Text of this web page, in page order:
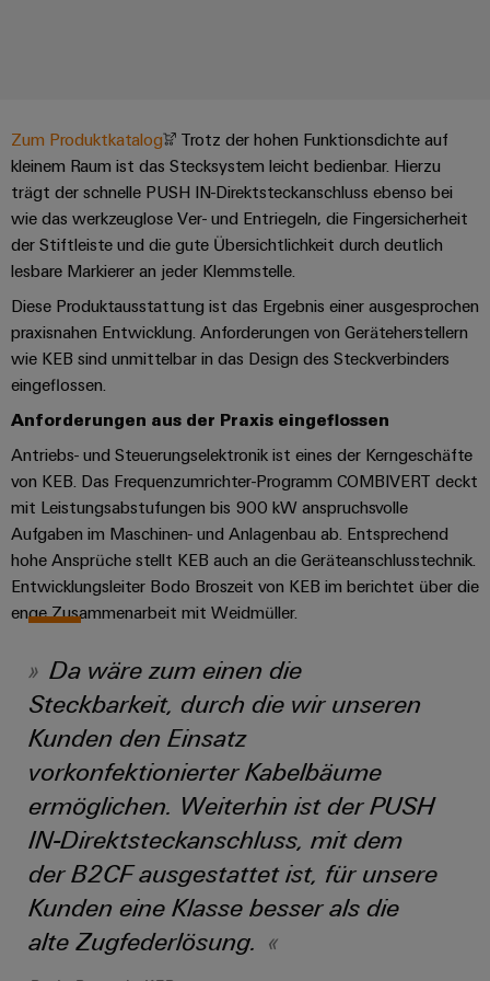
Produkte
für
Rechenzentren
–
effizient,
zuverlässig,
skalierbar
Energiespeicher
Lösungen
und
Produkte
Energiespeichersysteme
Energieübertragung
und
-
verteilung
Stabilität
und
moderne
Energienetze
Gebäudeinfrastruktur
Lösungen
für
die
spezifischen
Anforderungen
in
der
Gebäudeinfrastruktur
Schaltschrankbau
Lösungen
u-
OS
Edge
Computing
Industrial
5G
Single
Pair
Ethernet
Schaltschrank-
und
Feldebene
Feldverdrahtung
Cabinet
Building
Smart
Metering
Weidmüller
Configurator
Workplace
Solutions
komponenten
Kabeleinführungssysteme
und
-
komponenten
Anschlussleitungen,
Patchkabel
und
Kabel
SPS
Systemverkabelung
&
Migrationslösungen
Serviceschnittstellen
Elektronik
Koppelrelais
&
Halbleiterrelais
Trennverstärker
Messumformer
Beratung
und
digitale
Planung
Connectivity
Consulting
Weidmüller
Configurator
PCB
Connector
Services
Digitales
Engineering
Labor
Support
Technischer
Support
Umweltbezogene
Produktkonformität
PSIRT
Fakten
Nachhaltigkeit
Compliance
Länder
Management
Informationen
und
Zertifikate
Orange
Mag
|
Kundenmagazin
Weidmüller
Academy
Resources
Management
Presse
Unternehmensmeldungen
Fachpressemeldungen
zu
uns
Neuigkeiten
Erfolgsgeschichten
unserer
Kunden
Messen
&
Events
Wübi
Schütz
25
Jahre
Weidmüller
Schweiz
Auf
den
Punkt
Nützliche
Links
Webshop
Newsletter
PRObas
Aktionen
ZUR
ÜBERSICHT
Aktionen
PRO
ECO
II
Aktionen
Energy
Meter
Aktionen
Steuerstromverteilung
EcoLine
Switches
Aktionen
MultiMark
Aktionen
Auswahlhilfe
Aktionen
THM
Multimark
LPC
Aktionen
Gebäudeinstallationsverdrahtung
ZUR
ÜBERSICHT
Karriere
Promotionen
Zum Produktkatalog
Trotz der hohen Funktionsdichte auf
kleinem Raum ist das Stecksystem leicht bedienbar. Hierzu
trägt der schnelle PUSH IN-Direktsteckanschluss ebenso bei
wie das werkzeuglose Ver- und Entriegeln, die Fingersicherheit
der Stiftleiste und die gute Übersichtlichkeit durch deutlich
lesbare Markierer an jeder Klemmstelle.
Diese Produktausstattung ist das Ergebnis einer ausgesprochen
praxisnahen Entwicklung. Anforderungen von Geräteherstellern
wie KEB sind unmittelbar in das Design des Steckverbinders
eingeflossen.
Anforderungen aus der Praxis eingeflossen
Antriebs- und Steuerungselektronik ist eines der Kerngeschäfte
von KEB. Das Frequenzumrichter-Programm COMBIVERT deckt
mit Leistungsabstufungen bis 900 kW anspruchsvolle
Aufgaben im Maschinen- und Anlagenbau ab. Entsprechend
hohe Ansprüche stellt KEB auch an die Geräteanschlusstechnik.
Entwicklungsleiter Bodo Broszeit von KEB im berichtet über die
enge Zusammenarbeit mit Weidmüller.
Da wäre zum einen die
Steckbarkeit, durch die wir unseren
Kunden den Einsatz
vorkonfektionierter Kabelbäume
ermöglichen. Weiterhin ist der PUSH
IN-Direktsteckanschluss, mit dem
der B2CF ausgestattet ist, für unsere
Kunden eine Klasse besser als die
alte Zugfederlösung.